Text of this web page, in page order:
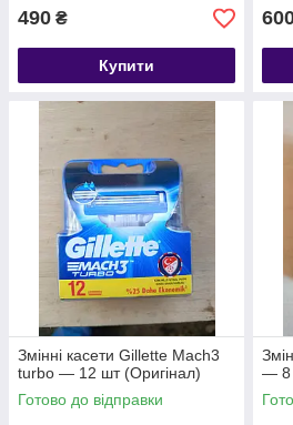
490 ₴
Купити
Змінні касети Gillette Mach3
turbo — 12 шт (Оригінал)
Готово до відправки
— 8